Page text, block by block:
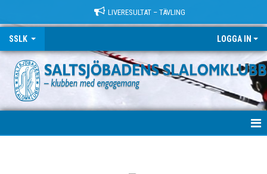
LIVERESULTAT – TÄVLING
SSLK LOGGA IN